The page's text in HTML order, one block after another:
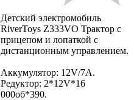
Детский электромобиль
RiverToys Z333VO Трактор с
прицепом и лопаткой с
дистанционным управлением.
Аккумулятор: 12V/7А.
Редуктор: 2*12V*16
000об*390.